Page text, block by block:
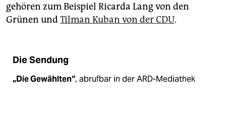
gehören zum Beispiel Ricarda Lang von den
Grünen undTilman Kuban von der CDU.
Die Sendung
„Die Gewählten“, abrufbar in der ARD-Mediathek